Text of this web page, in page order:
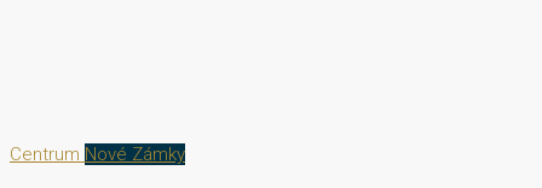
Centrum Nové Zámky